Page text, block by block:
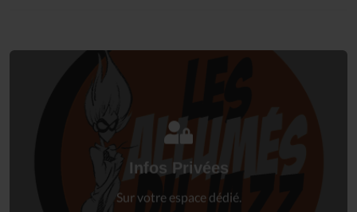
Infos Privées
Sur votre espace dédié.
Connectez-vous